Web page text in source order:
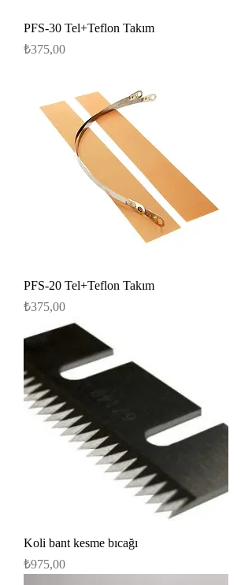
PFS-30 Tel+Teflon Takım
Fiyat
₺375,00
PFS-20 Tel+Teflon Takım
Fiyat
₺375,00
Koli bant kesme bıcağı
Fiyat
₺975,00